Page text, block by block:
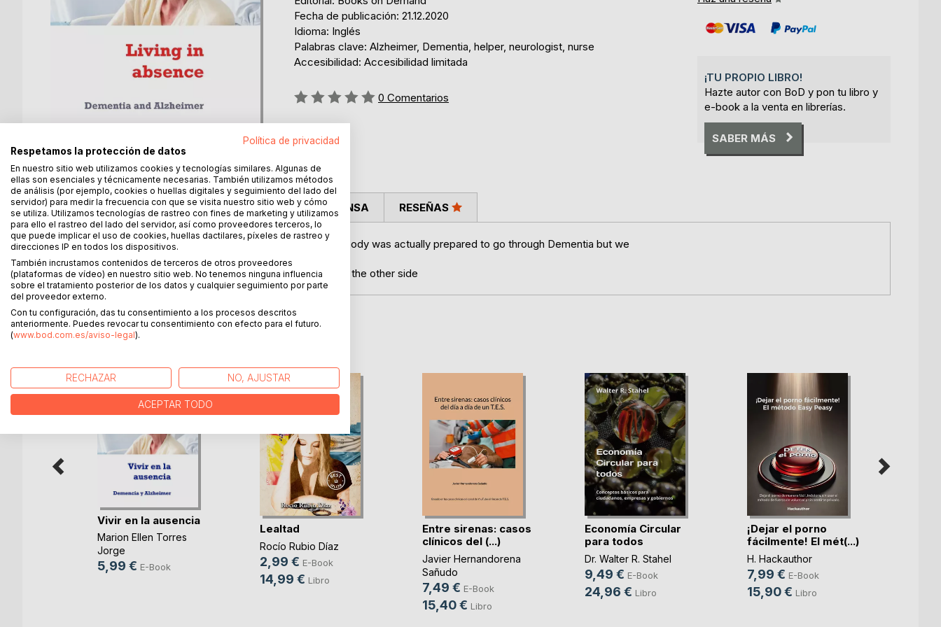
Fecha de publicación: 21.12.2020
Idioma: Inglés
Palabras clave: Alzheimer, Dementia, helper, neurologist, nurse
Accesibilidad: Accesibilidad limitada
Rating:
0 Comentarios
¡TU PROPIO LIBRO!
Hazte autor con BoD y pon tu libro y
e-book a la venta en librerías.
SABER MÁS
DESCRIPCIÓN
Nobody knew that one day everything would change. Nobody was actually prepared to go through Dementia but we
had to.....
The truth about Dementia and Alzheimer looking at it from the other side
SOBRE EL AUTOR EN LA PRENSA RESEÑAS
MÁS TÍTULOS DE
Vivir en la ausencia
Marion Ellen Torres
Jorge
5,99 € E-Book
Lealtad
Rocío Rubio Díaz
2,99 € E-Book
14,99 € Libro
Entre sirenas: casos
clínicos del (...)
Javier Hernandorena
Sañudo
7,49 € E-Book
15,40 € Libro
Economía Circular
para todos
Dr. Walter R. Stahel
9,49 € E-Book
24,96 € Libro
¡Dejar el porno
fácilmente! El mét(...)
H. Hackauthor
7,99 € E-Book
15,90 € Libro
Política de privacidad
Respetamos la protección de datos
En nuestro sitio web utilizamos cookies y tecnologías similares. Algunas de
ellas son esenciales y técnicamente necesarias. También utilizamos métodos
de análisis (por ejemplo, cookies o huellas digitales y seguimiento del lado del
servidor) para medir la frecuencia con que se visita nuestro sitio web y cómo
se utiliza. Utilizamos tecnologías de rastreo con fines de marketing y utilizamos
para ello el rastreo del lado del servidor, así como proveedores terceros, lo
que puede implicar el uso de cookies, huellas dactilares, píxeles de rastreo y
direcciones IP en todos los dispositivos.
También incrustamos contenidos de terceros de otros proveedores
(plataformas de vídeo) en nuestro sitio web. No tenemos ninguna influencia
sobre el tratamiento posterior de los datos y cualquier seguimiento por parte
del proveedor externo.
Con tu configuración, das tu consentimiento a los procesos descritos
anteriormente. Puedes revocar tu consentimiento con efecto para el futuro.
(www.bod.com.es/aviso-legal).
RECHAZAR NO, AJUSTAR
ACEPTAR TODO